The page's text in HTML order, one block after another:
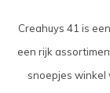
Creahuys 41 is
een rijk
snoepjes winkel